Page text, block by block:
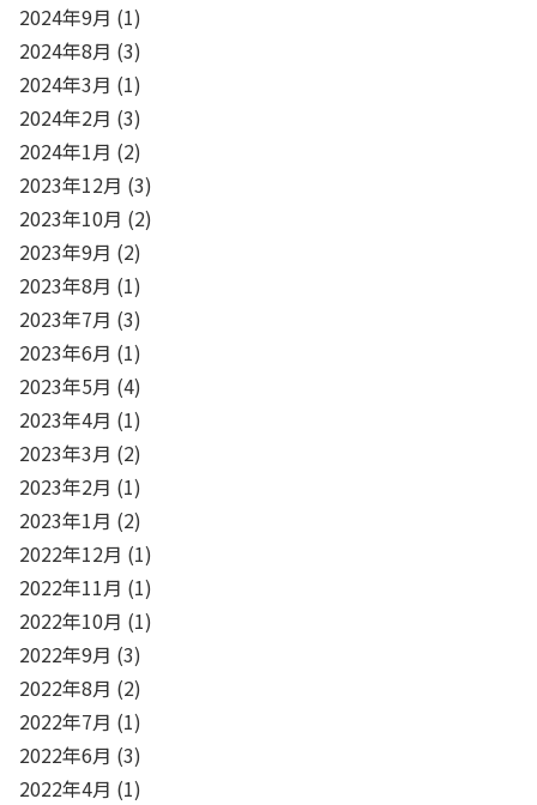
2024年9月 (1)
2024年8月 (3)
2024年3月 (1)
2024年2月 (3)
2024年1月 (2)
2023年12月 (3)
2023年10月 (2)
2023年9月 (2)
2023年8月 (1)
2023年7月 (3)
2023年6月 (1)
2023年5月 (4)
2023年4月 (1)
2023年3月 (2)
2023年2月 (1)
2023年1月 (2)
2022年12月 (1)
2022年11月 (1)
2022年10月 (1)
2022年9月 (3)
2022年8月 (2)
2022年7月 (1)
2022年6月 (3)
2022年4月 (1)